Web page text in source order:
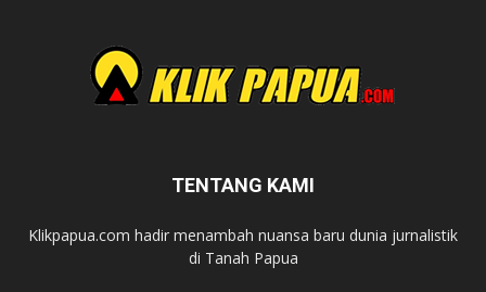
TENTANG KAMI
Klikpapua.com hadir menambah nuansa baru dunia jurnalistik
di Tanah Papua